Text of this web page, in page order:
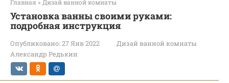
Главная » Дизай ванной комнаты
Установка ванны своими руками:
подробная инструкция
Опубликовано: 27 Янв 2022
Дизай ванной комнаты
Александр Редькин